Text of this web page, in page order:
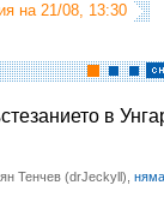
на 21/08, 13:30
в
Тенчев (drJeckyll),